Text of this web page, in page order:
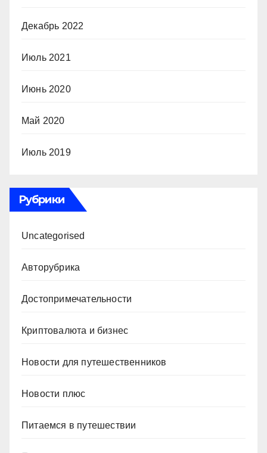
Декабрь 2022
Июль 2021
Июнь 2020
Май 2020
Июль 2019
Рубрики
Uncategorised
Авторубрика
Достопримечательности
Криптовалюта и бизнес
Новости для путешественников
Новости плюс
Питаемся в путешествии